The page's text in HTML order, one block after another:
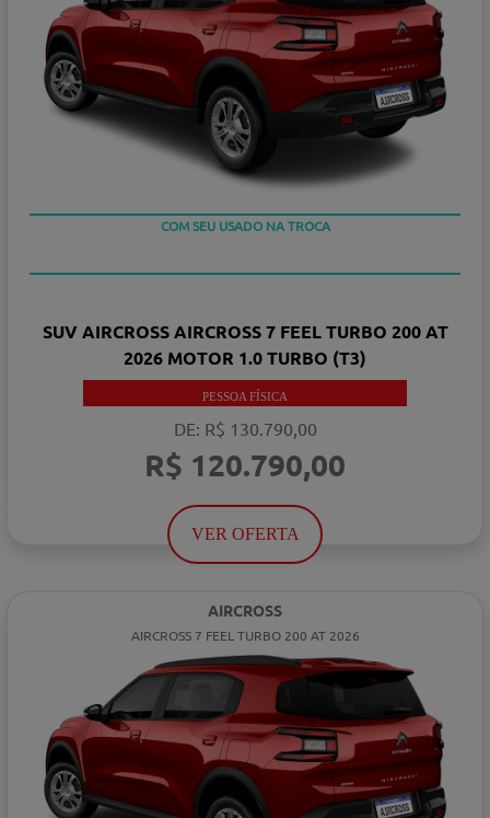
SUV AIRCROSS AIRCROSS 7 FEEL TURBO 200 AT
2026 MOTOR 1.0 TURBO (T3)
PESSOA FÍSICA
DE: R$ 130.790,00
R$ 120.790,00
VER OFERTA
AIRCROSS
AIRCROSS 7 FEEL TURBO 200 AT 2026